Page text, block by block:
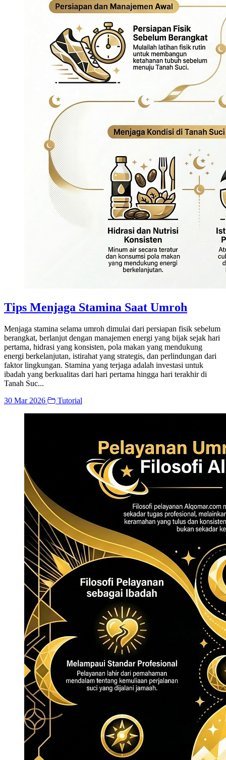
Tips Menjaga Stamina Saat Umroh
Menjaga stamina selama umroh dimulai dari persiapan fisik sebelum
berangkat, berlanjut dengan manajemen energi yang bijak sejak hari
pertama, hidrasi yang konsisten, pola makan yang mendukung
energi berkelanjutan, istirahat yang strategis, dan perlindungan dari
faktor lingkungan. Stamina yang terjaga adalah investasi untuk
ibadah yang berkualitas dari hari pertama hingga hari terakhir di
Tanah Suc...
30 Mar 2026
Tutorial